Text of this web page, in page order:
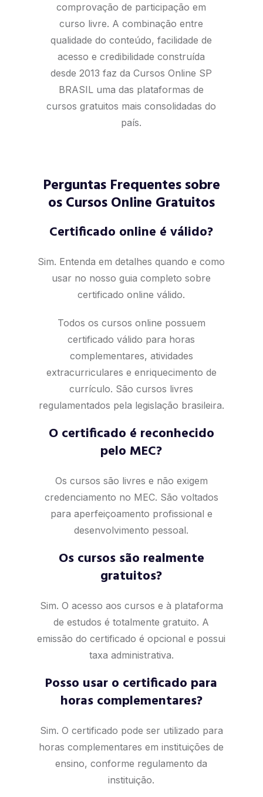
comprovação de participação em
curso livre. A combinação entre
qualidade do conteúdo, facilidade de
acesso e credibilidade construída
desde 2013 faz da Cursos Online SP
BRASIL uma das plataformas de
cursos gratuitos mais consolidadas do
país.
Perguntas Frequentes sobre
os Cursos Online Gratuitos
Certificado online é válido?
Sim. Entenda em detalhes quando e como
usar no nossoguia completo sobre
certificado online válido.
Todos os cursos online possuem
certificado válido para horas
complementares, atividades
extracurriculares e enriquecimento de
currículo. São cursos livres
regulamentados pela legislação brasileira.
O certificado é reconhecido
pelo MEC?
Os cursos são livres e não exigem
credenciamento no MEC. São voltados
para aperfeiçoamento profissional e
desenvolvimento pessoal.
Os cursos são realmente
gratuitos?
Sim. O acesso aos cursos e à plataforma
de estudos é totalmente gratuito. A
emissão do certificado é opcional e possui
taxa administrativa.
Posso usar o certificado para
horas complementares?
Sim. O certificado pode ser utilizado para
horas complementares em instituições de
ensino, conforme regulamento da
instituição.